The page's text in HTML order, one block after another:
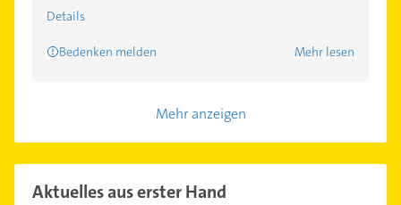
Details
Bedenken melden Mehr lesen
Mehr anzeigen
Aktuelles aus erster Hand